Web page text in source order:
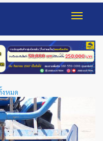
หมด